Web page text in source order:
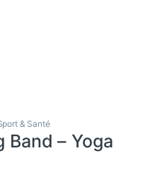
& Santé
Band – Yoga